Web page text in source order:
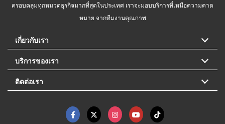
ครอบคลุมทุกหมวดธุรกิจมากที่สุดในประเทศ เราจะมอบบริการที่เหนือความคาด
หมาย จากทีมงานคุณภาพ
เกี่ยวกับเรา
บริการของเรา
ติดต่อเรา